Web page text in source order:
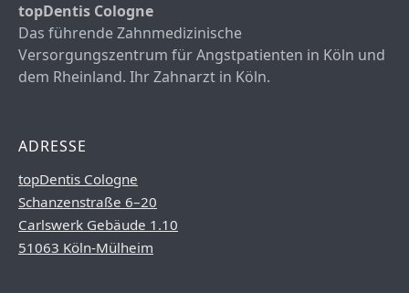
topDentis Cologne
Das führende Zahnmedizinische
Versorgungszentrum für Angstpatienten in Köln und
dem Rheinland. Ihr Zahnarzt in Köln.
ADRESSE
topDentis Cologne
Schanzenstraße 6–20
Carlswerk Gebäude 1.10
51063 Köln-Mülheim